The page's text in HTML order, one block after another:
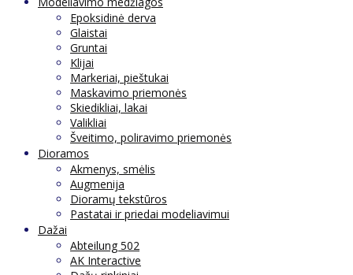
Epoksidinė derva
Glaistai
Gruntai
Klijai
Markeriai, pieštukai
Maskavimo priemonės
Skiedikliai, lakai
Valikliai
Šveitimo, poliravimo priemonės
Dioramos
Akmenys, smėlis
Augmenija
Dioramų tekstūros
Pastatai ir priedai modeliavimui
Dažai
Abteilung 502
AK Interactive